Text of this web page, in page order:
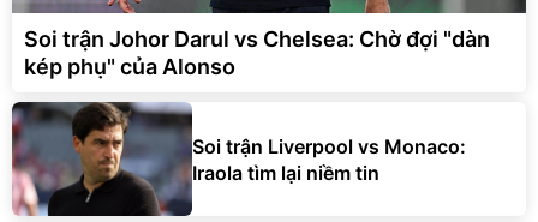
Soi trận Johor Darul vs Chelsea: Chờ đợi "dàn
kép phụ" của Alonso
Soi trận Liverpool vs Monaco:
Iraola tìm lại niềm tin